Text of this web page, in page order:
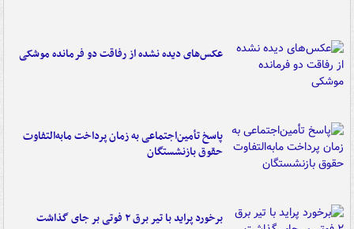
عکس‌های دیده نشده از رفاقت دو فرمانده‌ موشکی
پاسخ تأمین‌اجتماعی به زمان پرداخت مابه‌التفاوت
حقوق بازنشستگان
برخورد پراید با تیر برق ۲ فوتی بر جای گذاشت